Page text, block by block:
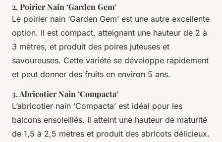
2.Poirier Nain ‘Garden Gem’
Le poirier nain ‘Garden Gem’ est une autre excellente
option. Il est compact, atteignant une hauteur de 2 à
3 mètres, et produit des poires juteuses et
savoureuses. Cette variété se développe rapidement
et peut donner des fruits en environ 5 ans.
3.Abricotier Nain ‘Compacta’
L’abricotier nain ‘Compacta’ est idéal pour les
balcons ensoleillés. Il atteint une hauteur de maturité
de 1,5 à 2,5 mètres et produit des abricots délicieux.